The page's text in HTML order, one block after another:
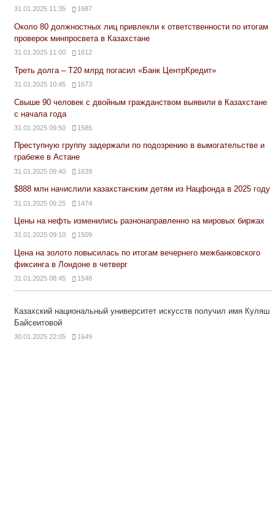
31.01.2025 11:35 1687
Около 80 должностных лиц привлекли к ответственности по итогам
проверок минпросвета в Казахстане
31.01.2025 11:00 1612
Треть долга – Т20 млрд погасил «Банк ЦентрКредит»
31.01.2025 10:45 1673
Свыше 90 человек с двойным гражданством выявили в Казахстане
с начала года
31.01.2025 09:50 1585
Преступную группу задержали по подозрению в вымогательстве и
грабеже в Астане
31.01.2025 09:40 1639
$888 млн начислили казахстанским детям из Нацфонда в 2025 году
31.01.2025 09:25 1474
Цены на нефть изменились разнонаправленно на мировых биржах
31.01.2025 09:10 1509
Цена на золото повысилась по итогам вечернего межбанковского
фиксинга в Лондоне в четверг
31.01.2025 08:45 1548
Казахский национальный университет искусств получил имя Куляш
Байсеитовой
30.01.2025 22:05 1649